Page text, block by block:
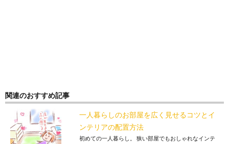
関連のおすすめ記事
一人暮らしのお部屋を広く見せるコツとイ
ンテリアの配置方法
初めての一人暮らし。 狭い部屋でもおしゃれなインテ